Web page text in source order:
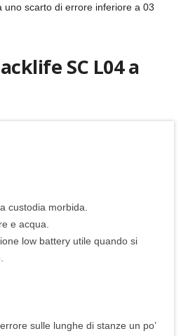
uno scarto di errore inferiore a 03
SC L04 a
custodia morbida.
e acqua.
low battery utile quando si
sulle lunghe di stanze un po’